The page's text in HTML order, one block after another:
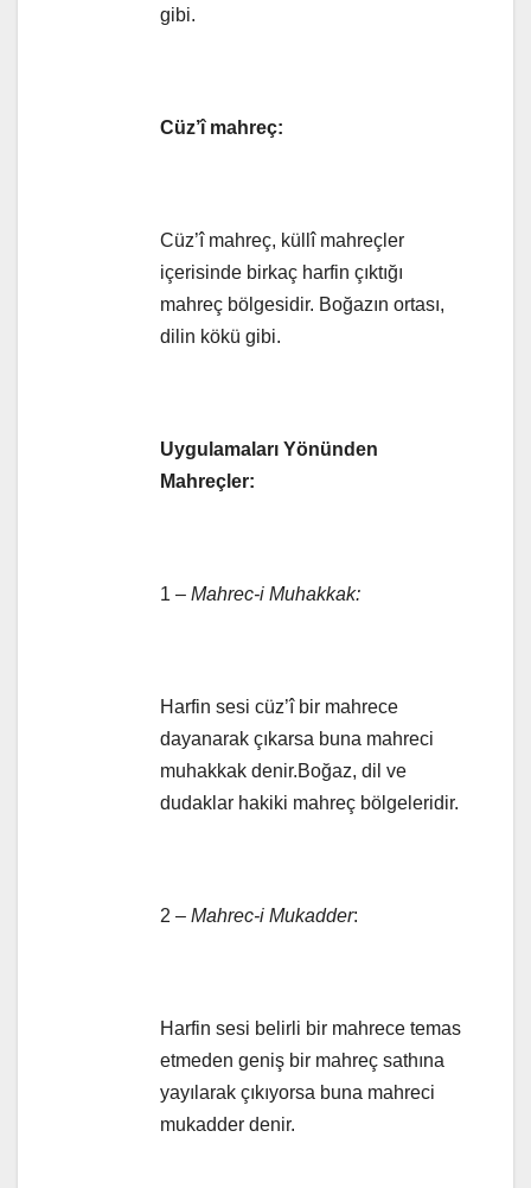
gibi.
Cüz’î mahreç:
Cüz’î mahreç, küllî mahreçler
içerisinde birkaç harfin çıktığı
mahreç bölgesidir. Boğazın ortası,
dilin kökü gibi.
Uygulamaları Yönünden
Mahreçler:
1 – Mahrec-i Muhakkak:
Harfin sesi cüz’î bir mahrece
dayanarak çıkarsa buna mahreci
muhakkak denir.Boğaz, dil ve
dudaklar hakiki mahreç bölgeleridir.
2 – Mahrec-i Mukadder:
Harfin sesi belirli bir mahrece temas
etmeden geniş bir mahreç sathına
yayılarak çıkıyorsa buna mahreci
mukadder denir.